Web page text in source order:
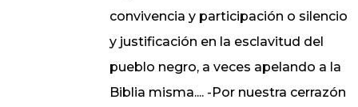
convivencia y participación o silencio
y justificación en la esclavitud del
pueblo negro, a veces apelando a la
Biblia misma.... -Por nuestra cerrazón